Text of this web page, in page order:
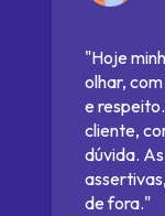
"Hoje
olhar,
e
cliente,
dúvida.
de fora."